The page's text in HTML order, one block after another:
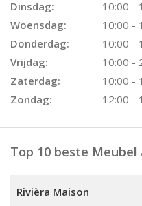
Dinsdag:
10:00 -
Woensdag:
10:00 -
Donderdag:
10:00 -
Vrijdag:
10:00 -
Zaterdag:
10:00 -
Zondag:
12:00 -
Top 10 beste
Rivièra Maison